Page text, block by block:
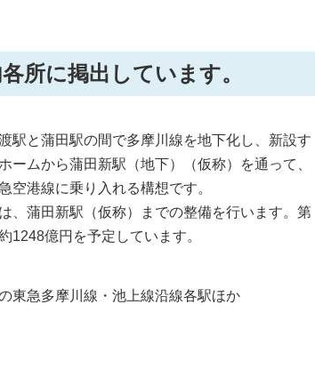
所に掲出しています。
駅と蒲田駅の間で多摩川線を地下化し、新設す
ームから蒲田新駅（地下）（仮称）を通って、
空港線に乗り入れる構想です。
、蒲田新駅（仮称）までの整備を行います。第
1248億円を予定しています。
東急多摩川線・池上線沿線各駅ほか